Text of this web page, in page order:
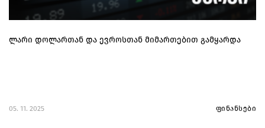
ლარი დოლართან და ევროსთან მიმართებით გამყარდა
05. 11. 2025 ფინანსები